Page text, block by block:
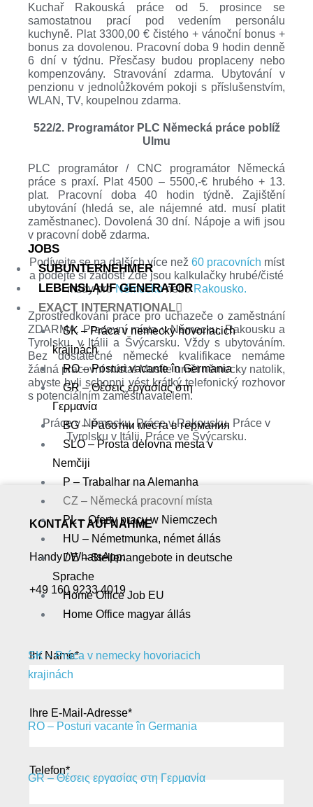
JOBS
SUBUNTERNEHMER
LEBENSLAUF GENERATOR
EXACT INTERNATIONAL
SK – Práca v nemecky hovoriacich
krajinách
RO – Posturi vacante în Germania
GR – Θέσεις εργασίας στη
Γερμανία
BG – Pаботни места в германия
SLO – Prosta delovna mesta v
Nemčiji
P – Trabalhar na Alemanha
CZ – Německá pracovní místa
PL – Oferty pracy w Niemczech
HU – Németmunka, német állás
DE – Stellenangebote in deutsche
Sprache
Home Office Job EU
Home Office magyar állás
SK – Práca v nemecky hovoriacich
krajinách
RO – Posturi vacante în Germania
GR – Θέσεις εργασίας στη Γερμανία
Kuchař Rakouská práce od 5. prosince se
samostatnou prací pod vedením personálu
kuchyně. Plat 3300,00 € čistého + vánoční bonus +
bonus za dovolenou. Pracovní doba 9 hodin denně
6 dní v týdnu. Přesčasy budou proplaceny nebo
kompenzovány. Stravování zdarma. Ubytování v
penzionu v jednolůžkovém pokoji s příslušenstvím,
WLAN, TV, koupelnou zdarma.
522/2. Programátor PLC Německá práce poblíž
Ulmu
PLC programátor / CNC programátor Německá
práce s praxí. Plat 4500 – 5500,-€ hrubého + 13.
plat. Pracovní doba 40 hodin týdně. Zajištění
ubytování (hledá se, ale nájemné atd. musí platit
zaměstnanec). Dovolená 30 dní. Nápoje a wifi jsou
v pracovní době zdarma.
Podívejte se na dalších více než 60 pracovních míst
a podejte si žádost! Zde jsou kalkulačky hrubé/čisté
mzdy proNěmeckoneboRakousko.
Zprostředkování práce pro uchazeče o zaměstnání
ZDARMA. Pracovní místa v Německu, Rakousku a
Tyrolsku, v Itálii a Švýcarsku. Vždy s ubytováním.
Bez dostatečné německé kvalifikace nemáme
žádná pracovní místa! Musíte umět německy natolik,
abyste byli schopni vést krátký telefonický rozhovor
s potenciálním zaměstnavatelem.
Práce v Německu, Práce v Rakousku, Práce v
Tyrolsku v Itálii, Práce ve Švýcarsku.
KONTAKT AUFNAHME
Handy / WhatsApp:
+49 160 9233 4019
Ihr Name*
Ihre E-Mail-Adresse*
Telefon*